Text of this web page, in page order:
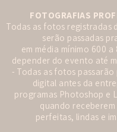
FOTOGRAFIAS
Todas as fotos registradas
serão passadas
em média mínimo 600
depender do evento até
- Todas as fotos
digital antes da
programas Photoshop e
quando receberem
perfeitas, lindas e